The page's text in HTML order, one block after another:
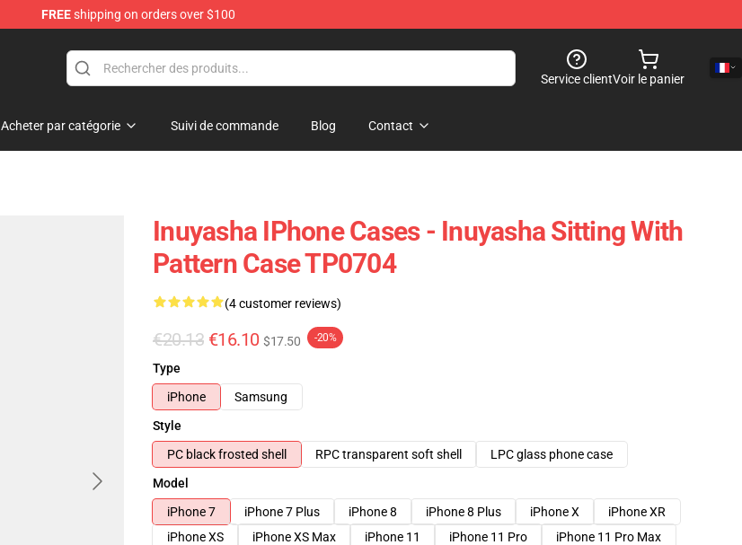
FREEshipping on orders over $100
Service clientVoir le panier
Acheter par catégorie Suivi de commande Blog Contact
Inuyasha IPhone Cases - Inuyasha Sitting With
Pattern Case TP0704
(4 customer reviews)
€20.13 €16.10 $17.50 -20%
Type
iPhone
Samsung
Style
PC black frosted shell
RPC transparent soft shell
LPC glass phone case
Model
iPhone 7
iPhone 7 Plus iPhone 8 iPhone 8 Plus iPhone X
iPhone XR
iPhone XS
iPhone XS Max iPhone 11 iPhone 11 Pro
iPhone 11 Pro Max